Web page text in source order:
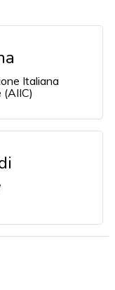
Italiana